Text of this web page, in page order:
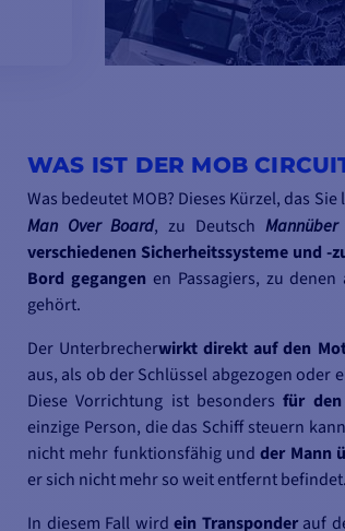
WAS IST DER MOB
Was bedeutet MOB? Dieses Kürzel, das
Man Over Board, zu Deutsch Mannüber
verschiedenen Sicherheitssysteme und -
Bord gegangen en Passagiers, zu
gehört.
Der Unterbrecherwirkt direkt auf den
aus, als ob der Schlüssel abgezogen oder
Diese Vorrichtung ist besondersfür
einzige Person, die das Schiff steuern
nicht mehr funktionsfähig undder Mann
er sich nicht mehr so weit entfernt befindet.
In diesem Fall wirdein Transponderauf